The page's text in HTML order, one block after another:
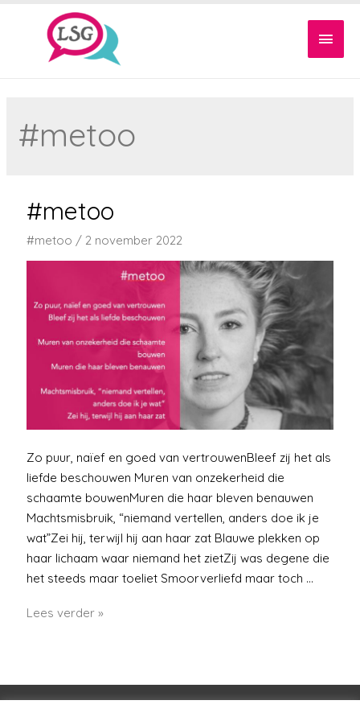
#metoo
#metoo
#metoo / 2 november 2022
Zo puur, naïef en goed van vertrouwenBleef zij het als
liefde beschouwen Muren van onzekerheid die
schaamte bouwenMuren die haar bleven benauwen
Machtsmisbruik, “niemand vertellen, anders doe ik je
wat”Zei hij, terwijl hij aan haar zat Blauwe plekken op
haar lichaam waar niemand het zietZij was degene die
het steeds maar toeliet Smoorverliefd maar toch …
#metoo
Lees verder »